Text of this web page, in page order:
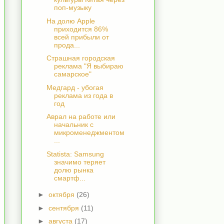
поп-музыку
На долю Apple
приходится 86%
всей прибыли от
прода...
Страшная городская
реклама "Я выбираю
самарское"
Медгард - убогая
реклама из года в
год
Аврал на работе или
начальник с
микроменеджментом
Statista: Samsung
значимо теряет
долю рынка
смартф...
► октября (26)
► сентября (11)
► августа (17)